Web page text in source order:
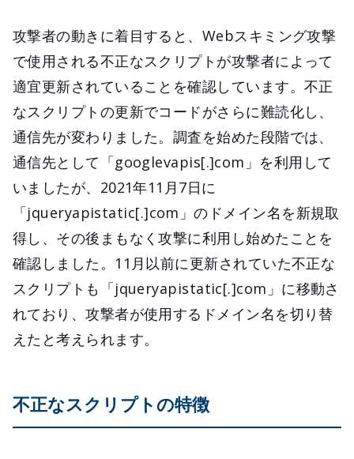
攻撃者の動きに着目すると、Webスキミング攻撃
で使用される不正なスクリプトが攻撃者によって
適宜更新されていることを確認しています。不正
なスクリプトの更新でコードがさらに難読化し、
通信先が変わりました。調査を始めた段階では、
通信先として「googlevapis[.]com」を利用して
いましたが、2021年11月7日に
「jqueryapistatic[.]com」のドメイン名を新規取
得し、その後まもなく攻撃に利用し始めたことを
確認しました。11月以前に更新されていた不正な
スクリプトも「jqueryapistatic[.]com」に移動さ
れており、攻撃者が使用するドメイン名を切り替
えたと考えられます。
不正なスクリプトの特徴